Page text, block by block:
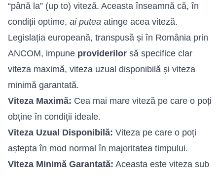
“până la” (up to) viteză. Aceasta înseamnă că, în
condiții optime, ai putea atinge acea viteză.
Legislația europeană, transpusă și în România prin
ANCOM, impune providerilor să specifice clar
viteza maximă, viteza uzual disponibilă și viteza
minimă garantată.
Viteza Maximă: Cea mai mare viteză pe care o poți
obține în condiții ideale.
Viteza Uzual Disponibilă: Viteza pe care o poți
aștepta în mod normal în majoritatea timpului.
Viteza Minimă Garantată: Aceasta este viteza sub